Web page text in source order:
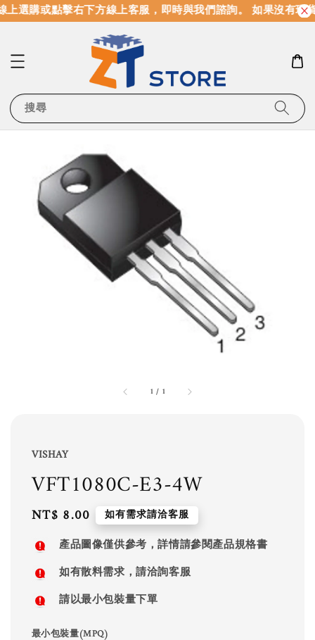
選購或點擊右下方線上客服，即時與我們諮詢。 如果沒有現
搜尋
1 / 1
VISHAY
VFT1080C-E3-4W
Regular
price
NT$ 8.00 如有需求請洽客服
產品圖像僅供參考，詳情請參閱產品規格書
如有散料需求，請洽詢客服
請以最小包裝量下單
最小包裝量(MPQ)